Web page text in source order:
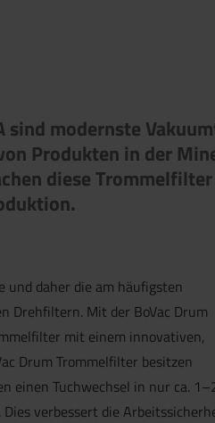
sind modernste
Produkten in der
diese
daher die am häufigsten
Drehfiltern. Mit der BoVac Drum
mit einem innovativen,
Drum Trommelfilter besitzen
einen Tuchwechsel in nur ca.
verbessert die